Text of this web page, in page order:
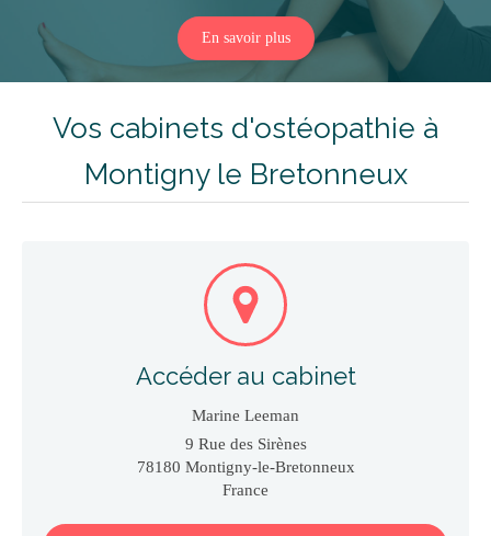
En savoir plus
Vos cabinets d'ostéopathie à
Montigny le Bretonneux
Accéder au cabinet
Marine Leeman
9 Rue des Sirènes
78180 Montigny-le-Bretonneux
France